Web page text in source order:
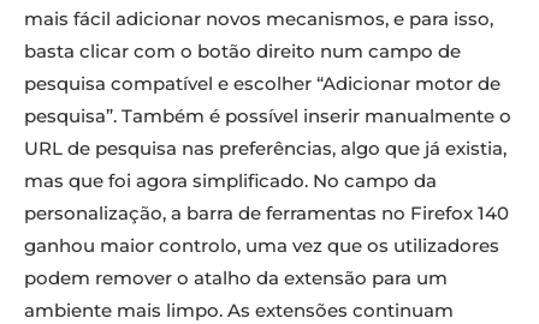
mais fácil adicionar novos mecanismos, e para isso,
basta clicar com o botão direito num campo de
pesquisa compatível e escolher “Adicionar motor de
pesquisa”. Também é possível inserir manualmente o
URL de pesquisa nas preferências, algo que já existia,
mas que foi agora simplificado. No campo da
personalização, a barra de ferramentas no Firefox 140
ganhou maior controlo, uma vez que os utilizadores
podem remover o atalho da extensão para um
ambiente mais limpo. As extensões continuam